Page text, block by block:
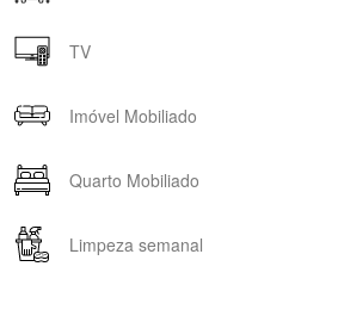
TV
Imóvel Mobiliado
Quarto Mobiliado
Limpeza semanal